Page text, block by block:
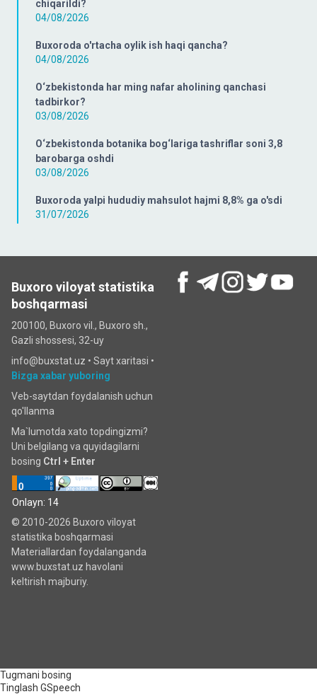
chiqarildi?
04/08/2026
Buxoroda o'rtacha oylik ish haqi qancha?
04/08/2026
O‘zbekistonda har ming nafar aholining qanchasi
tadbirkor?
03/08/2026
O‘zbekistonda botanika bog‘lariga tashriflar soni 3,8
barobarga oshdi
03/08/2026
Buxoroda yalpi hududiy mahsulot hajmi 8,8% ga o'sdi
31/07/2026
Buxoro viloyat statistika
boshqarmasi
200100, Buxoro vil., Buxoro sh.,
Gazli shossesi, 32-uy
info@buxstat.uz • Sayt xaritasi •
Bizga xabar yuboring
Veb-saytdan foydalanish uchun
qo'llanma
Ma`lumotda xato topdingizmi?
Uni belgilang va quyidagilarni
bosing Ctrl + Enter
Onlayn: 14
© 2010-2026 Buxoro viloyat
statistika boshqarmasi
Materiallardan foydalanganda
www.buxstat.uz havolani
keltirish majburiy.
Tugmani bosing
Tinglash GSpeech